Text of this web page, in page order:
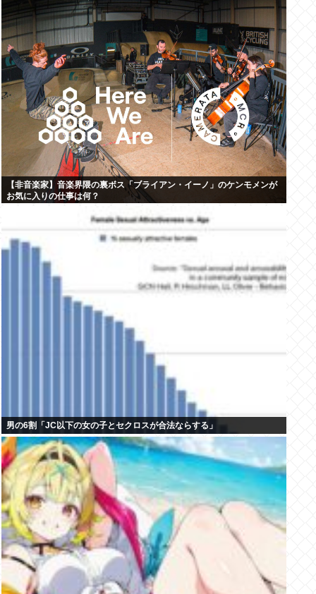
【非音楽家】音楽界隈の裏ボス「ブライアン・イーノ」のケンモメンが
お気に入りの仕事は何？
男の6割「JC以下の女の子とセクロスが合法ならする」